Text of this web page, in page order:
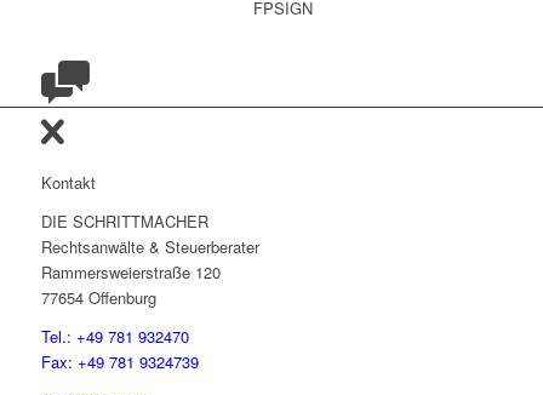
Kontakt
DIE SCHRITTMACHER
Rechtsanwälte & Steuerberater
Rammersweierstraße 120
77654 Offenburg
Tel.: +49 781 932470
Fax: +49 781 9324739